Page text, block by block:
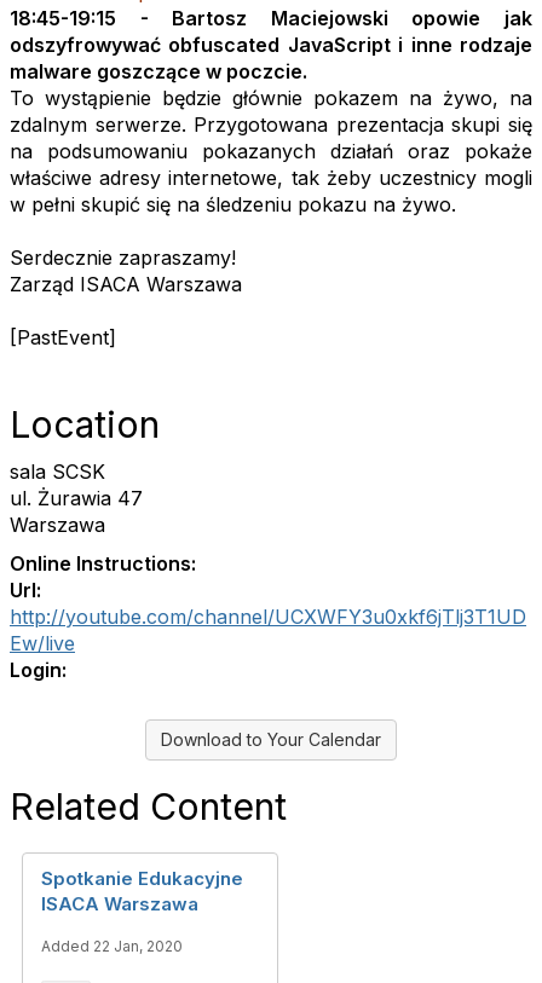
18:45-19:15 - Bartosz Maciejowski opowie jak
odszyfrowywać obfuscated JavaScript i inne rodzaje
malware goszczące w poczcie.
To wystąpienie będzie głównie pokazem na żywo, na
zdalnym serwerze. Przygotowana prezentacja skupi się
na podsumowaniu pokazanych działań oraz pokaże
właściwe adresy internetowe, tak żeby uczestnicy mogli
w pełni skupić się na śledzeniu pokazu na żywo.
Serdecznie zapraszamy!
Zarząd ISACA Warszawa
[PastEvent]
Location
sala SCSK
ul. Żurawia 47
Warszawa
Online Instructions:
Url:
http://youtube.com/channel/UCXWFY3u0xkf6jTlj3T1UD
Ew/live
Login:
Download to Your Calendar
Related Content
Spotkanie Edukacyjne
ISACA Warszawa
Added 22 Jan, 2020